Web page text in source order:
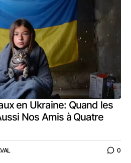
en Ukraine: Quand les
Nos Amis à Quatre
0